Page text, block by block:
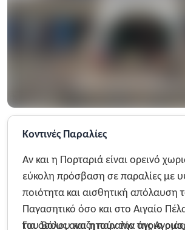
Κοντινές Παραλίες
Αν και η Πορταριά είναι ορεινό
εύκολη πρόσβαση σε παραλίες με
ποιότητα και αισθητική απόλαυση
Παγασητικό όσο και στο Αιγαίο
του Βόλου και η παραλία της
Για όσους αναζητούν την άγρια